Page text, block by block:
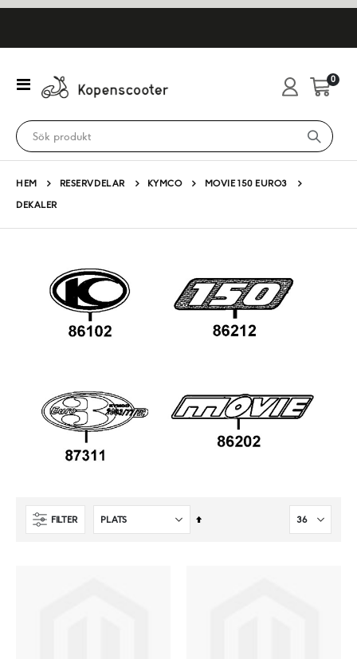
Växla
Nav
Cart
0
HEM RESERVDELAR KYMCO
MOVIE 150 EURO3
DEKALER
FILTER
Sätt